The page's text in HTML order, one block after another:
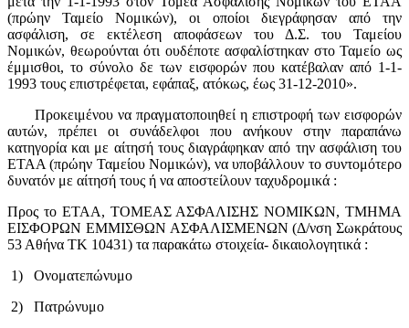
(πρώην Ταμείο Νομικών), οι οποίοι διεγράφησαν από την
ασφάλιση, σε εκτέλεση αποφάσεων του Δ.Σ. του Ταμείου
Νομικών, θεωρούνται ότι ουδέποτε ασφαλίστηκαν στο Ταμείο ως
έμμισθοι, το σύνολο δε των εισφορών που κατέβαλαν από 1-1-
1993 τους επιστρέφεται, εφάπαξ, ατόκως, έως 31-12-2010».
Προκειμένου να πραγματοποιηθεί η επιστροφή των εισφορών
αυτών, πρέπει οι συνάδελφοι που ανήκουν στην παραπάνω
κατηγορία και με αίτησή τους διαγράφηκαν από την ασφάλιση του
ΕΤΑΑ (πρώην Ταμείου Νομικών), να υποβάλλουν το συντομότερο
δυνατόν με αίτησή τους ή να αποστείλουν ταχυδρομικά :
Προς το ΕΤΑΑ, ΤΟΜΕΑΣ ΑΣΦΑΛΙΣΗΣ ΝΟΜΙΚΩΝ, ΤΜΗΜΑ
ΕΙΣΦΟΡΩΝ ΕΜΜΙΣΘΩΝ ΑΣΦΑΛΙΣΜΕΝΩΝ (Δ/νση Σωκράτους
53 Αθήνα ΤΚ 10431) τα παρακάτω στοιχεία- δικαιολογητικά :
1) Ονοματεπώνυμο
2) Πατρώνυμο